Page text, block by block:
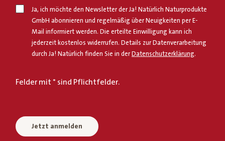
Ja, ich möchte den Newsletter der Ja! Natürlich Naturprodukte
GmbH abonnieren und regelmäßig über Neuigkeiten per E-
Mail informiert werden. Die erteilte Einwilligung kann ich
jederzeit kostenlos widerrufen. Details zur Datenverarbeitung
durch Ja! Natürlich finden Sie in der Datenschutzerklärung.
Felder mit * sind Pflichtfelder.
Jetzt anmelden